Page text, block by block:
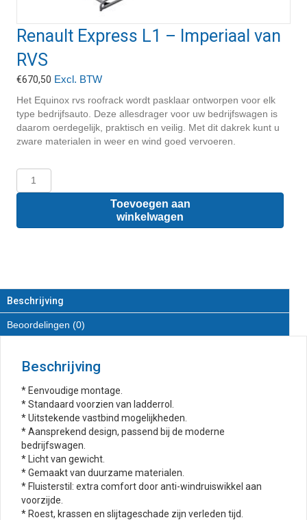
Renault Express L1 – Imperiaal van
RVS
€670,50 Excl. BTW
Het Equinox rvs roofrack wordt pasklaar ontworpen voor elk
type bedrijfsauto. Deze allesdrager voor uw bedrijfswagen is
daarom oerdegelijk, praktisch en veilig. Met dit dakrek kunt u
zware materialen in weer en wind goed vervoeren.
Renault
Express
Imperiaal
Toevoegen aan
winkelwagen
Beschrijving
Beoordelingen (0)
Beschrijving
* Eenvoudige montage.
* Standaard voorzien van ladderrol.
* Uitstekende vastbind mogelijkheden.
* Aansprekend design, passend bij de moderne
bedrijfswagen.
* Licht van gewicht.
* Gemaakt van duurzame materialen.
* Fluisterstil: extra comfort door anti-windruiswikkel aan
voorzijde.
* Roest, krassen en slijtageschade zijn verleden tijd.